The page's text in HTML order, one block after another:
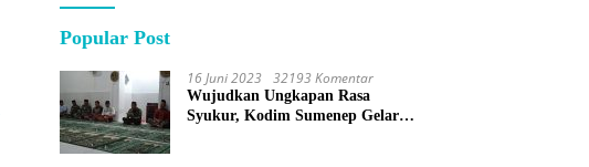
Popular Post
16 Juni 2023 32193 Komentar
Wujudkan Ungkapan Rasa
Syukur, Kodim Sumenep Gelar